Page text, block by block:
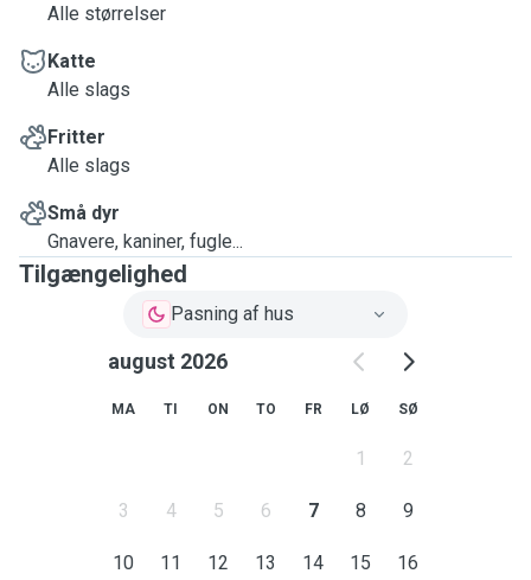
Alle størrelser
Katte
Alle slags
Fritter
Alle slags
Små dyr
Gnavere, kaniner, fugle...
Tilgængelighed
Pasning af hus
august 2026
MA TI ON TO FR LØ SØ
1 2
3 4 5 6 7 8 9
10 11 12 13 14 15 16